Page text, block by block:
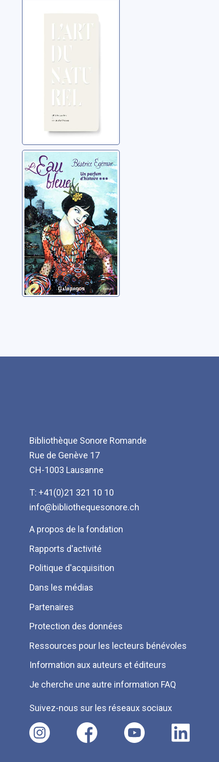
LMR et Monique
Rémy: 40 ans de
Un parfum
d'histoire 03:
L'eau bleue
Egémar, Béatrice
Bibliothèque Sonore Romande
Rue de Genève 17
CH-1003 Lausanne
T: +41(0)21 321 10 10
info@bibliothequesonore.ch
Menu
Pied
de
page
A propos de la fondation
Rapports d'activité
Politique d'acquisition
Dans les médias
Partenaires
Protection des données
Ressources pour les lecteurs bénévoles
Information aux auteurs et éditeurs
Je cherche une autre information FAQ
Suivez-nous sur les réseaux sociaux